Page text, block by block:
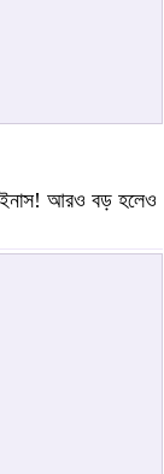
আরও বড় হলেও